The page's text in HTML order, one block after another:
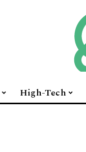
High-Tech